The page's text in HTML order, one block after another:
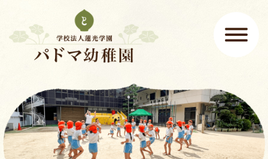
メインメニュー
ここから本文です。